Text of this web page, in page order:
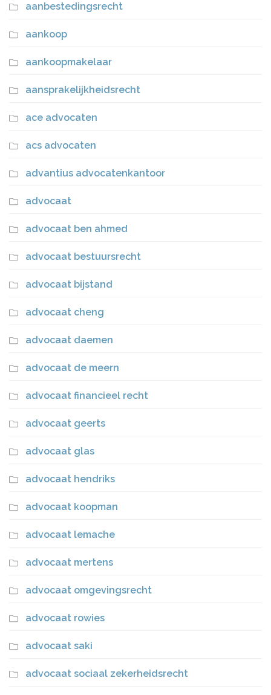
aanbestedingsrecht
aankoop
aankoopmakelaar
aansprakelijkheidsrecht
ace advocaten
acs advocaten
advantius advocatenkantoor
advocaat
advocaat ben ahmed
advocaat bestuursrecht
advocaat bijstand
advocaat cheng
advocaat daemen
advocaat de meern
advocaat financieel recht
advocaat geerts
advocaat glas
advocaat hendriks
advocaat koopman
advocaat lemache
advocaat mertens
advocaat omgevingsrecht
advocaat rowies
advocaat saki
advocaat sociaal zekerheidsrecht